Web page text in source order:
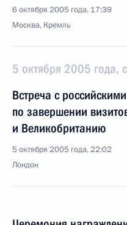
6 октября 2005 года, 17:39
Москва, Кремль
5 октября 2005 года,
Встреча с
по завершении
и Великобританию
5 октября 2005 года, 22:02
Лондон